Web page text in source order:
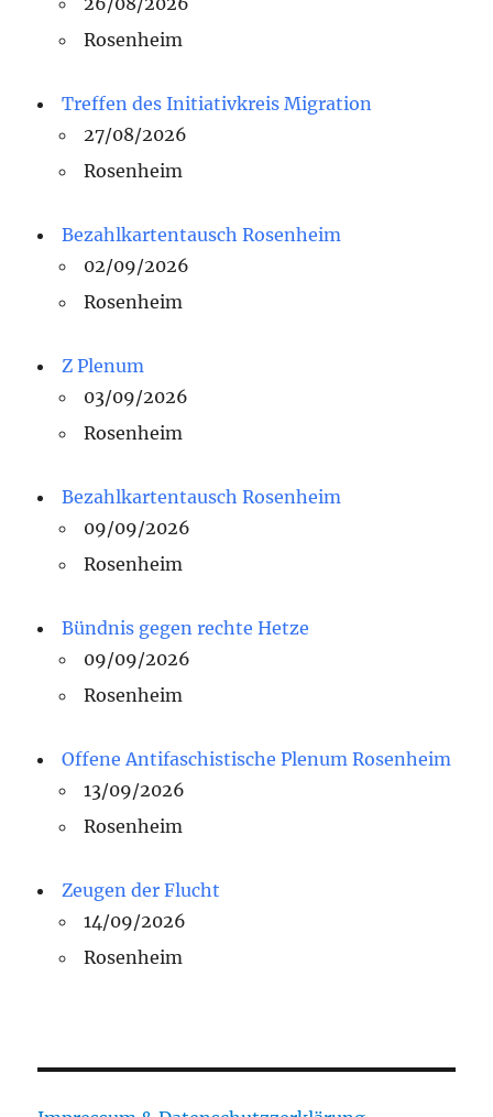
Rosenheim
Treffen des Initiativkreis Migration
27/08/2026
Rosenheim
Bezahlkartentausch Rosenheim
02/09/2026
Rosenheim
Z Plenum
03/09/2026
Rosenheim
Bezahlkartentausch Rosenheim
09/09/2026
Rosenheim
Bündnis gegen rechte Hetze
09/09/2026
Rosenheim
Offene Antifaschistische Plenum Rosenheim
13/09/2026
Rosenheim
Zeugen der Flucht
14/09/2026
Rosenheim